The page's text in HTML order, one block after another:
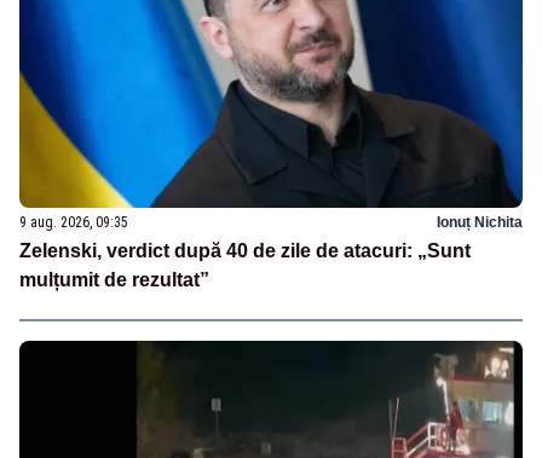
9 aug. 2026, 09:35 Ionuț Nichita
Zelenski, verdict după 40 de zile de atacuri: „Sunt
mulțumit de rezultat”